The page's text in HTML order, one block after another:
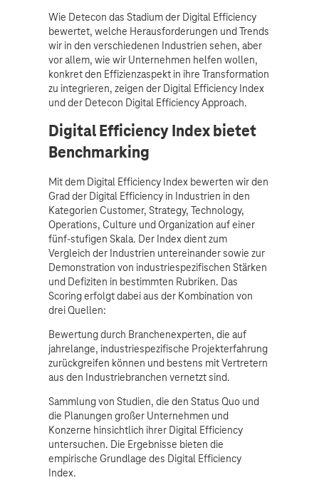
Wie Detecon das Stadium der Digital Efficiency
bewertet, welche Herausforderungen und Trends
wir in den verschiedenen Industrien sehen, aber
vor allem, wie wir Unternehmen helfen wollen,
konkret den Effizienzaspekt in ihre Transformation
zu integrieren, zeigen der Digital Efficiency Index
und der Detecon Digital Efficiency Approach.
Digital Efficiency Index bietet
Benchmarking
Mit dem Digital Efficiency Index bewerten wir den
Grad der Digital Efficiency in Industrien in den
Kategorien Customer, Strategy, Technology,
Operations, Culture und Organization auf einer
fünf-stufigen Skala. Der Index dient zum
Vergleich der Industrien untereinander sowie zur
Demonstration von industriespezifischen Stärken
und Defiziten in bestimmten Rubriken. Das
Scoring erfolgt dabei aus der Kombination von
drei Quellen:
Bewertung durch Branchenexperten, die auf
jahrelange, industriespezifische Projekterfahrung
zurückgreifen können und bestens mit Vertretern
aus den Industriebranchen vernetzt sind.
Sammlung von Studien, die den Status Quo und
die Planungen großer Unternehmen und
Konzerne hinsichtlich ihrer Digital Efficiency
untersuchen. Die Ergebnisse bieten die
empirische Grundlage des Digital Efficiency
Index.